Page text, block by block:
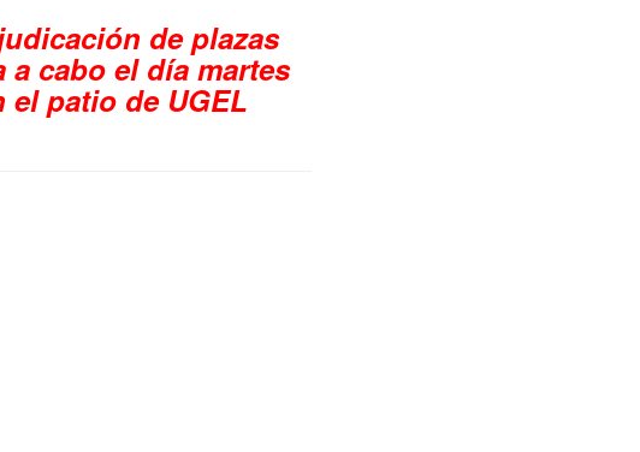
de plazas
cabo el día martes
el patio de UGEL